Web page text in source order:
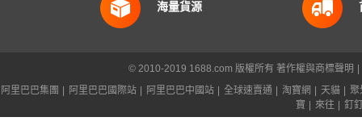
海量貨源
© 2010-2019 1688.com 版權所有 著作權與商標聲明
阿里巴巴集團
阿里巴巴國際站 阿里巴巴中國站 全球速賣通 淘寶網 天貓
聚
寶
來往 釘